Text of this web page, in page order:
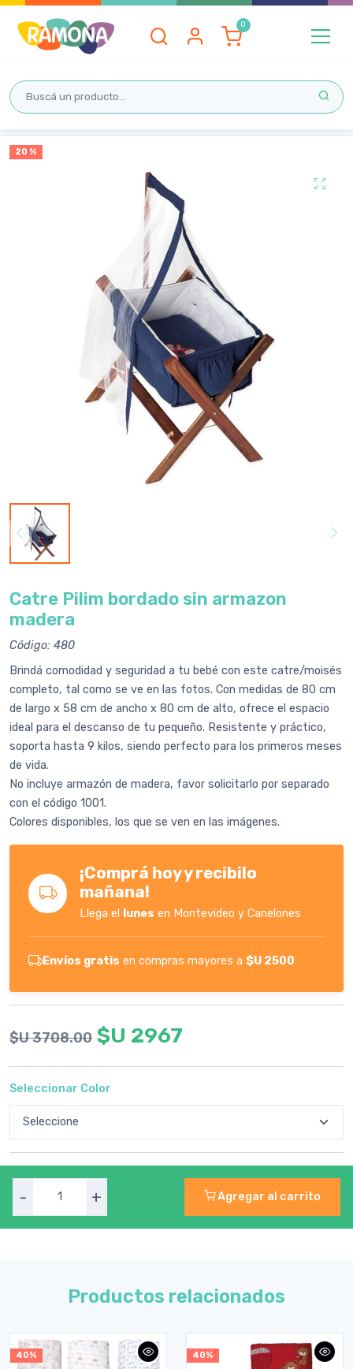
20 %
Catre Pilim bordado sin armazon
madera
Código: 480
Brindá comodidad y seguridad a tu bebé con este catre/moisés
completo, tal como se ve en las fotos. Con medidas de 80 cm
de largo x 58 cm de ancho x 80 cm de alto, ofrece el espacio
ideal para el descanso de tu pequeño. Resistente y práctico,
soporta hasta 9 kilos, siendo perfecto para los primeros meses
de vida.
No incluye armazón de madera, favor solicitarlo por separado
con el código 1001.
Colores disponibles, los que se ven en las imágenes.
¡Comprá hoy y recibilo
mañana!
Llega el lunes en Montevideo y Canelones
Envíos gratis en compras mayores a $U 2500
$U 3708.00 $U 2967
Seleccionar Color
- + Agregar al carrito
Productos relacionados
40% 40%